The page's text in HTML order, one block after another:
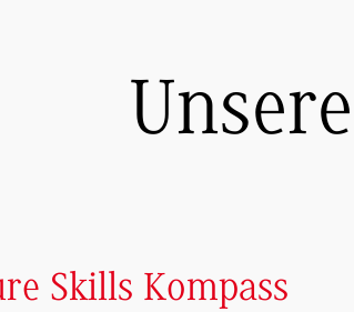
Skills Kompass